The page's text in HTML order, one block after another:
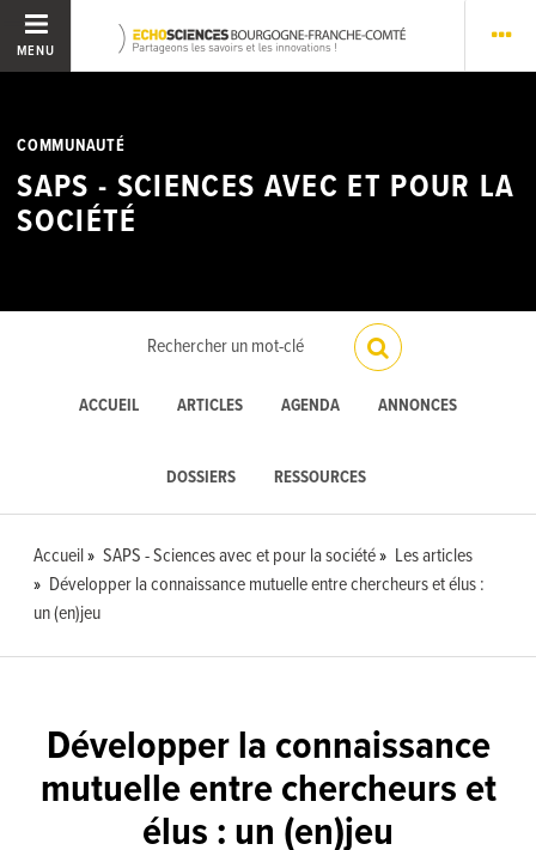
MENU
COMMUNAUTÉ
SAPS - SCIENCES AVEC ET POUR LA
SOCIÉTÉ
ACCUEIL ARTICLES AGENDA ANNONCES
DOSSIERS RESSOURCES
Accueil SAPS - Sciences avec et pour la société
Les articles
Développer la connaissance mutuelle entre chercheurs et élus :
un (en)jeu
Développer la connaissance
mutuelle entre chercheurs et
élus : un (en)jeu